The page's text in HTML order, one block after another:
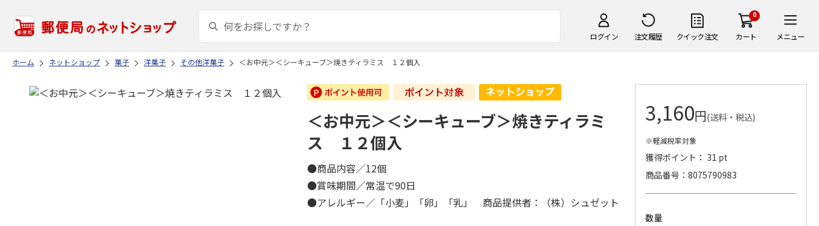
ログイン 注文履歴 クイック注文
0
カート メニュー
ホーム ネットショップ 菓子 洋菓子 その他洋菓子 ＜お中元＞＜シーキューブ＞焼きティラミス １２個入
＜お中元＞＜シーキューブ＞焼きティラミ
ス １２個入
●商品内容／12個
●賞味期間／常温で90日
●アレルギー／「小麦」「卵」「乳」 商品提供者：（株）シュゼット
3,160円(送料・税込)
※軽減税率対象
獲得ポイント： 31 pt
商品番号
8075790983
数量